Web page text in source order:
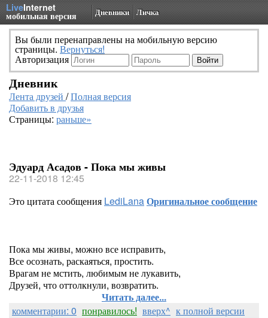
LiveInternet
мобильная версия Дневники Личка
Вы были перенаправлены на мобильную версию
страницы. Вернуться!
Авторизация
Дневник
Лента друзей /Полная версия
Добавить в друзья
Страницы: раньше»
Эдуард Асадов - Пока мы живы
22-11-2018 12:45
Это цитата сообщения LediLanaОригинальное сообщение
Пока мы живы, можно все исправить,
Все осознать, раскаяться, простить.
Врагам не мстить, любимым не лукавить,
Друзей, что оттолкнули, возвратить.
Читать далее...
комментарии: 0 понравилось! вверх^ к полной версии